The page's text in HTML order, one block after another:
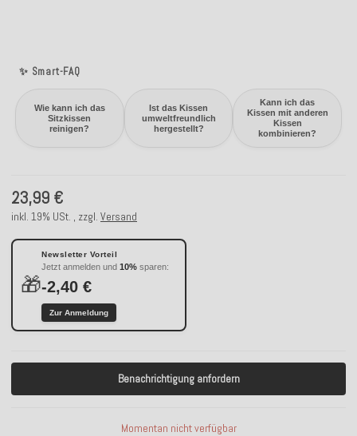
✨ Smart-FAQ
Wie kann ich das
Sitzkissen
reinigen?
Ist das Kissen
umweltfreundlich
hergestellt?
Kann ich das
Kissen mit anderen
Kissen
kombinieren?
23,99 €
inkl. 19% USt. , zzgl. Versand
🎁
Newsletter Vorteil
Jetzt anmelden und 10% sparen:
-2,40 €
Zur Anmeldung
Benachrichtigung anfordern
Momentan nicht verfügbar